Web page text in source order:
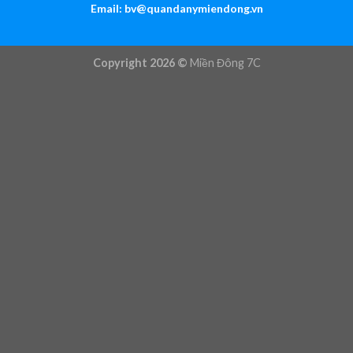
Email: bv@quandanymiendong.vn
Copyright 2026 © Miền Đông 7C